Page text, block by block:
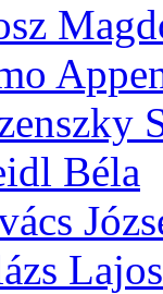
Bé­la
La­jos